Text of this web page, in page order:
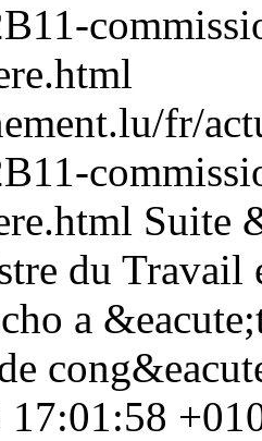
fr/
Suite
du Travail
a
17:01:58